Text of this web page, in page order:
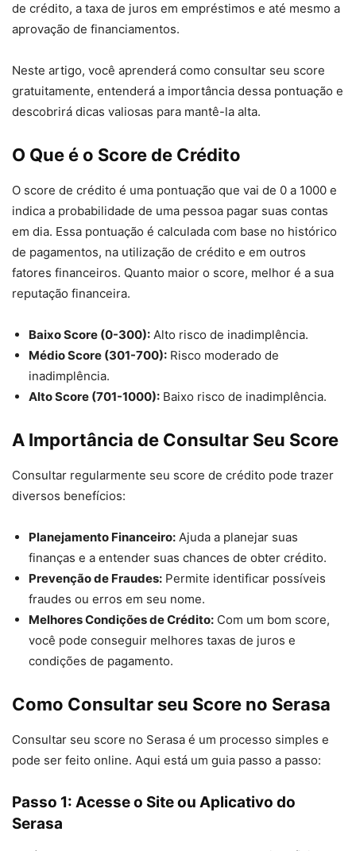
de crédito, a taxa de juros em empréstimos e até mesmo a
aprovação de financiamentos.
Neste artigo, você aprenderá como consultar seu score
gratuitamente, entenderá a importância dessa pontuação e
descobrirá dicas valiosas para mantê-la alta.
O Que é o Score de Crédito
O score de crédito é uma pontuação que vai de 0 a 1000 e
indica a probabilidade de uma pessoa pagar suas contas
em dia. Essa pontuação é calculada com base no histórico
de pagamentos, na utilização de crédito e em outros
fatores financeiros. Quanto maior o score, melhor é a sua
reputação financeira.
Baixo Score (0-300): Alto risco de inadimplência.
Médio Score (301-700): Risco moderado de
inadimplência.
Alto Score (701-1000): Baixo risco de inadimplência.
A Importância de Consultar Seu Score
Consultar regularmente seu score de crédito pode trazer
diversos benefícios:
Planejamento Financeiro: Ajuda a planejar suas
finanças e a entender suas chances de obter crédito.
Prevenção de Fraudes: Permite identificar possíveis
fraudes ou erros em seu nome.
Melhores Condições de Crédito: Com um bom score,
você pode conseguir melhores taxas de juros e
condições de pagamento.
Como Consultar seu Score no Serasa
Consultar seu score no Serasa é um processo simples e
pode ser feito online. Aqui está um guia passo a passo:
Passo 1: Acesse o Site ou Aplicativo do
Serasa